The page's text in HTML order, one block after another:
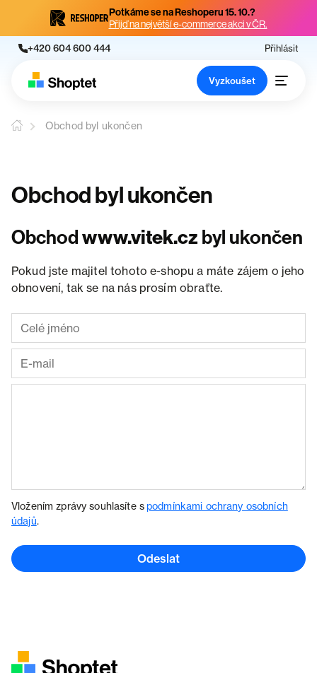
Potkáme se na Reshoperu 15. 10.?
Přijď na největší e-commerce akci v ČR.
+420 604 600 444 Přihlásit
Vyzkoušet
Obchod byl ukončen
Obchod byl ukončen
Obchodwww.vitek.cz byl ukončen
Pokud jste majitel tohoto e-shopu a máte zájem o jeho
obnovení, tak se na nás prosím obraťte.
Vložením zprávy souhlasíte spodmínkami ochrany osobních
údajů.
Odeslat